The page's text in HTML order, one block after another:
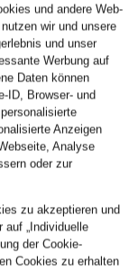
und andere Web-
wir und unsere
und unser
Werbung auf
Daten können
ID, Browser- und
Anzeigen
Analyse
oder zur
zu akzeptieren und
auf „Individuelle
der Cookie-
Cookies zu erhalten